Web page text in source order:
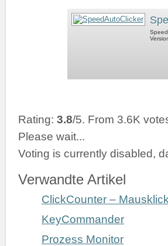
Rating: 3.8/5. From 3.6K
Please wait...
Voting is currently disabled,
Verwandte Artikel
ClickCounter –
KeyCommander
Prozess Monitor